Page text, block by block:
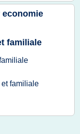
familiale
etfamiliale